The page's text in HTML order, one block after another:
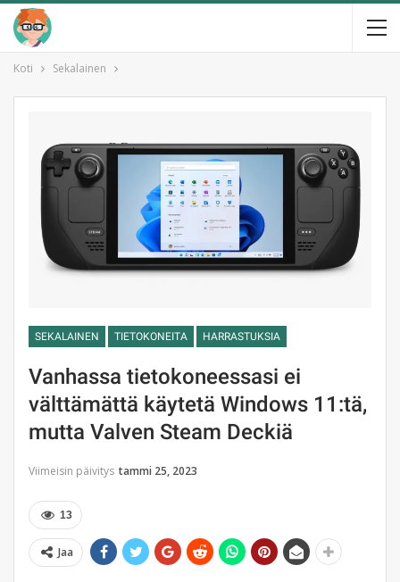
Koti Sekalainen
SEKALAINEN TIETOKONEITA HARRASTUKSIA
Vanhassa tietokoneessasi ei
välttämättä käytetä Windows 11:tä,
mutta Valven Steam Deckiä
Viimeisin päivitys tammi 25, 2023
13
Jaa